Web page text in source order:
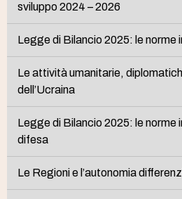
sviluppo 2024 – 2026
Legge di Bilancio 2025: le norme
Le attività umanitarie,
dell’Ucraina
Legge di Bilancio 2025: le norme
difesa
Le Regioni e l’autonomia